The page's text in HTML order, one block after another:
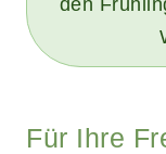
Für Ihre